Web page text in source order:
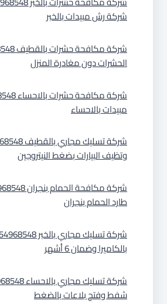
شركة رش مبيدات بالخبر
الحشرات دون مغادرة المنزل
مبيدات بالاحساء
وتظيف البيارات بضغط النيتروجين
طارد الحمام بنجران
بالكاميرا وضمان 6 أشهر
شفط وفتح بلاعات بالضغط